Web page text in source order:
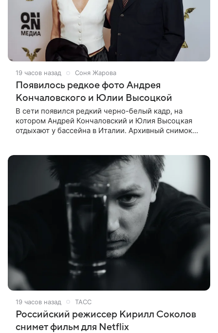
19 часов назад Соня Жарова
Появилось редкое фото Андрея
Кончаловского и Юлии Высоцкой
В сети появился редкий черно-белый кадр, на
котором Андрей Кончаловский и Юлия Высоцкая
отдыхают у бассейна в Италии. Архивный снимок
19 часов назад ТАСС
Российский режиссер Кирилл Соколов
снимет фильм для Netflix